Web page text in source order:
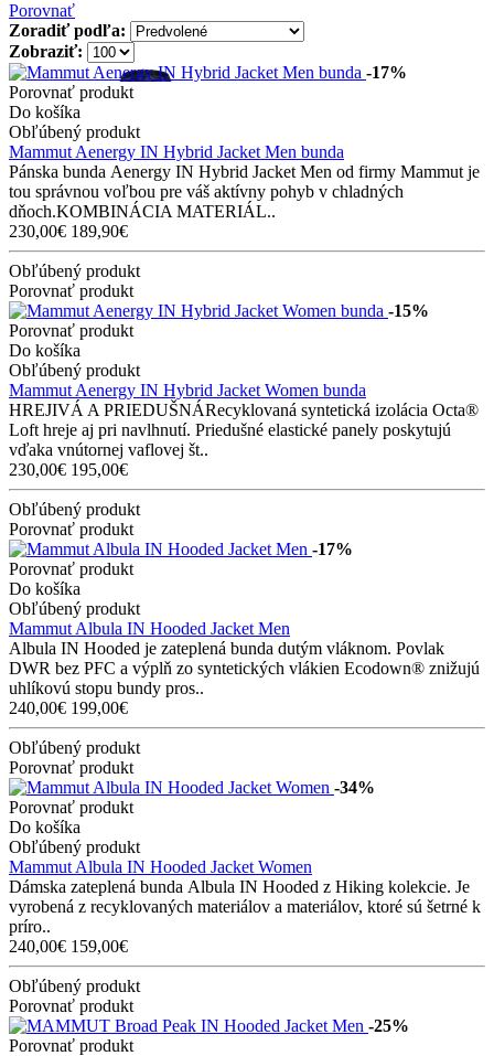
Porovnať
Zoradiť podľa:
Zobraziť:
-17%
Porovnať produkt
Do košíka
Obľúbený produkt
Mammut Aenergy IN Hybrid Jacket Men bunda
Pánska bunda Aenergy IN Hybrid Jacket Men od firmy Mammut je
tou správnou voľbou pre váš aktívny pohyb v chladných
dňoch.KOMBINÁCIA MATERIÁL..
230,00€ 189,90€
Obľúbený produkt
Porovnať produkt
-15%
Porovnať produkt
Do košíka
Obľúbený produkt
Mammut Aenergy IN Hybrid Jacket Women bunda
HREJIVÁ A PRIEDUŠNÁRecyklovaná syntetická izolácia Octa®
Loft hreje aj pri navlhnutí. Priedušné elastické panely poskytujú
vďaka vnútornej vaflovej št..
230,00€ 195,00€
Obľúbený produkt
Porovnať produkt
-17%
Porovnať produkt
Do košíka
Obľúbený produkt
Mammut Albula IN Hooded Jacket Men
Albula IN Hooded je zateplená bunda dutým vláknom. Povlak
DWR bez PFC a výplň zo syntetických vlákien Ecodown® znižujú
uhlíkovú stopu bundy pros..
240,00€ 199,00€
Obľúbený produkt
Porovnať produkt
-34%
Porovnať produkt
Do košíka
Obľúbený produkt
Mammut Albula IN Hooded Jacket Women
Dámska zateplená bunda Albula IN Hooded z Hiking kolekcie. Je
vyrobená z recyklovaných materiálov a materiálov, ktoré sú šetrné k
príro..
240,00€ 159,00€
Obľúbený produkt
Porovnať produkt
-25%
Porovnať produkt